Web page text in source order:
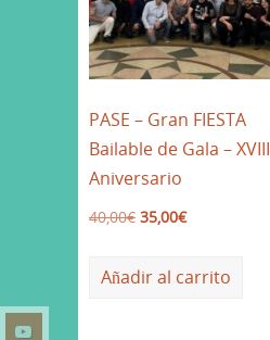
PASE – Gran FIESTA
Bailable de Gala – XVIII
Aniversario
40,00€ 35,00€
Añadir al carrito